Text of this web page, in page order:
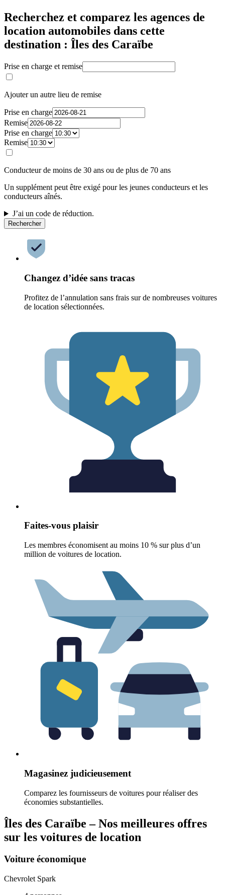
Recherchez et comparez les agences de
location automobiles dans cette
destination : Îles des Caraïbe
Prise en charge et remise
Ajouter un autre lieu de remise
Prise en charge
Remise
Prise en charge
Remise
Conducteur de moins de 30 ans ou de plus de 70 ans
Un supplément peut être exigé pour les jeunes conducteurs et les
conducteurs aînés.
J’ai un code de réduction.
Rechercher
Changez d’idée sans tracas
Profitez de l’annulation sans frais sur de nombreuses voitures
de location sélectionnées.
Faites-vous plaisir
Les membres économisent au moins 10 % sur plus d’un
million de voitures de location.
Magasinez judicieusement
Comparez les fournisseurs de voitures pour réaliser des
économies substantielles.
Îles des Caraïbe – Nos meilleures offres
sur les voitures de location
Voiture économique
Chevrolet Spark